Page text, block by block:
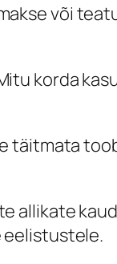
või
korda
täitmata
allikate
eelistustele.